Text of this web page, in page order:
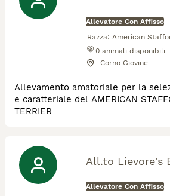
Allevatore Con Affisso
Razza: American
0 animali disponibili
Corno Giovine
Allevamento amatoriale per la
e caratteriale del AMERICAN
TERRIER
All.to Lievore's
Allevatore Con Affisso